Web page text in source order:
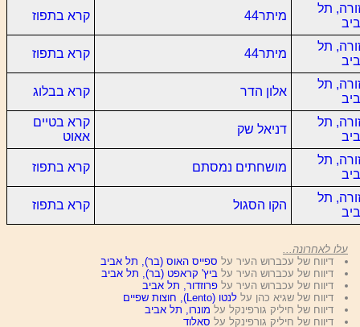
תל
מיתר44 קרא בתפוז
תל
מיתר44 קרא בתפוז
תל
אלון הדר קרא בבלוג
תל
דניאל שק
קרא בטיים
אאוט
תל
מושחתים נמסתם קרא בתפוז
תל
הקו הסגול קרא בתפוז
עלו לאחרונה...
דיווח של עכברוש העיר על ספייס האוס (בר), תל אביב
דיווח של עכברוש העיר על ביץ' קראפט (בר), תל אביב
דיווח של עכברוש העיר עלפרוזדור, תל אביב
דיווח של שגיא כהן עללנטו (Lento), חוצות שפיים
דיווח של חיליק גורפינקל על מונרו, תל אביב
דיווח של חיליק גורפינקל על סאלוד